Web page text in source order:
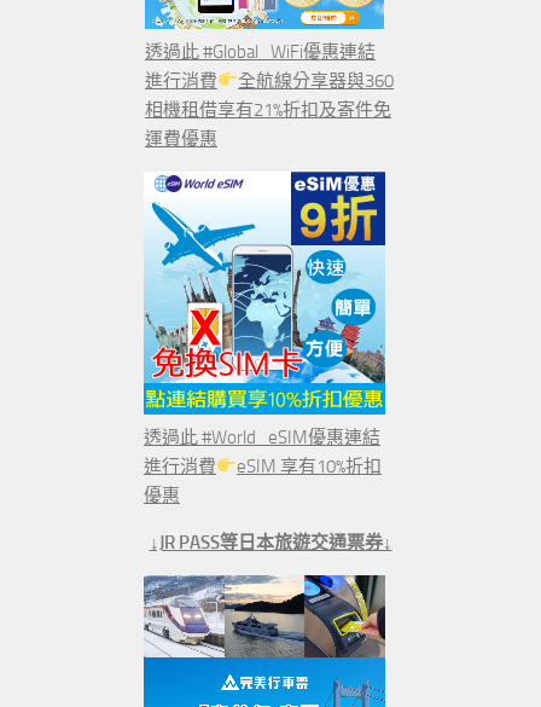
透過此 #Global_WiFi優惠連結
進行消費
全航線分享器與360
相機租借享有21%折扣及寄件免
運費優惠
透過此 #World_eSIM優惠連結
進行消費
eSIM 享有10%折扣
優惠
↓JR PASS等日本旅遊交通票券↓